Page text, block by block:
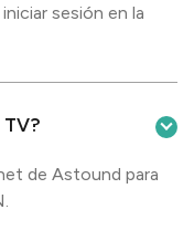
sesión en la
TV?
de Astound para